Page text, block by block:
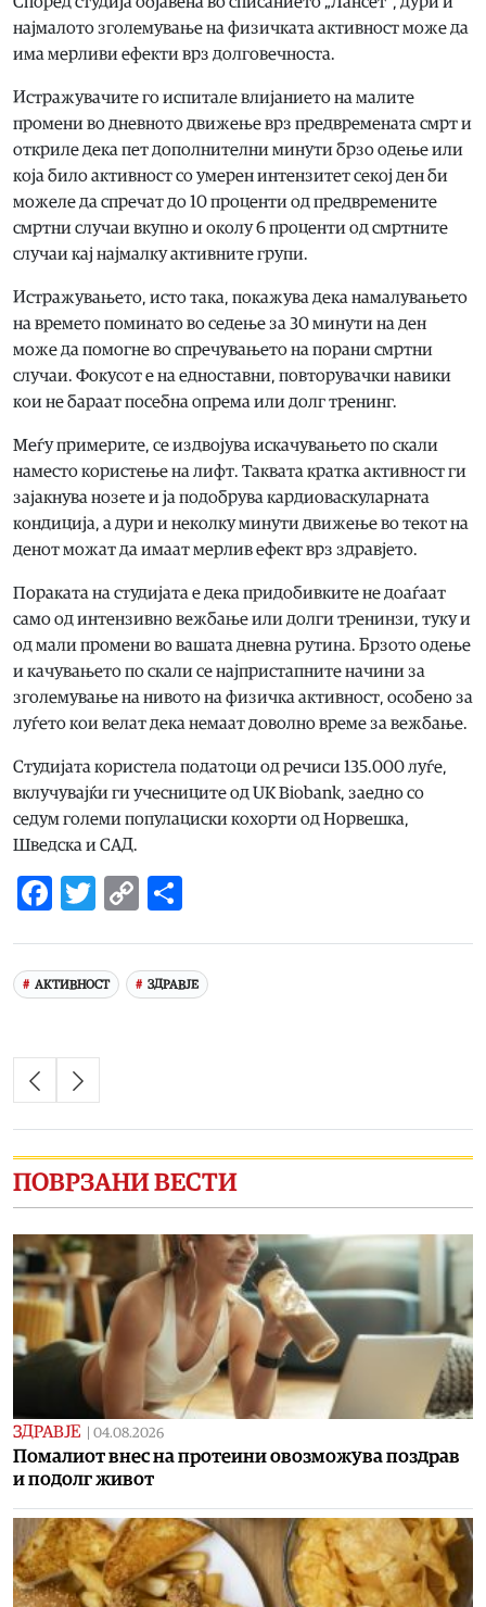
најмалото зголемување на физичката активност може да
има мерливи ефекти врз долговечноста.
Истражувачите го испитале влијанието на малите
промени во дневното движење врз предвремената смрт и
откриле дека пет дополнителни минути брзо одење или
која било активност со умерен интензитет секој ден би
можеле да спречат до 10 проценти од предвремените
смртни случаи вкупно и околу 6 проценти од смртните
случаи кај најмалку активните групи.
Истражувањето, исто така, покажува дека намалувањето
на времето поминато во седење за 30 минути на ден
може да помогне во спречувањето на порани смртни
случаи. Фокусот е на едноставни, повторувачки навики
кои не бараат посебна опрема или долг тренинг.
Меѓу примерите, се издвојува искачувањето по скали
наместо користење на лифт. Таквата кратка активност ги
зајакнува нозете и ја подобрува кардиоваскуларната
кондиција, а дури и неколку минути движење во текот на
денот можат да имаат мерлив ефект врз здравјето.
Пораката на студијата е дека придобивките не доаѓаат
само од интензивно вежбање или долги тренинзи, туку и
од мали промени во вашата дневна рутина. Брзото одење
и качувањето по скали се најпристапните начини за
зголемување на нивото на физичка активност, особено за
луѓето кои велат дека немаат доволно време за вежбање.
Студијата користела податоци од речиси 135.000 луѓе,
вклучувајќи ги учесниците од UK Biobank, заедно со
седум големи популациски кохорти од Норвешка,
Шведска и САД.
Facebook
Twitter
Copy
АКТИВНОСТ ЗДРАВЈЕ
ПОВРЗАНИ ВЕСТИ
ЗДРАВЈЕ 04.08.2026
Помалиот внес на протеини овозможува поздрав
и подолг живот